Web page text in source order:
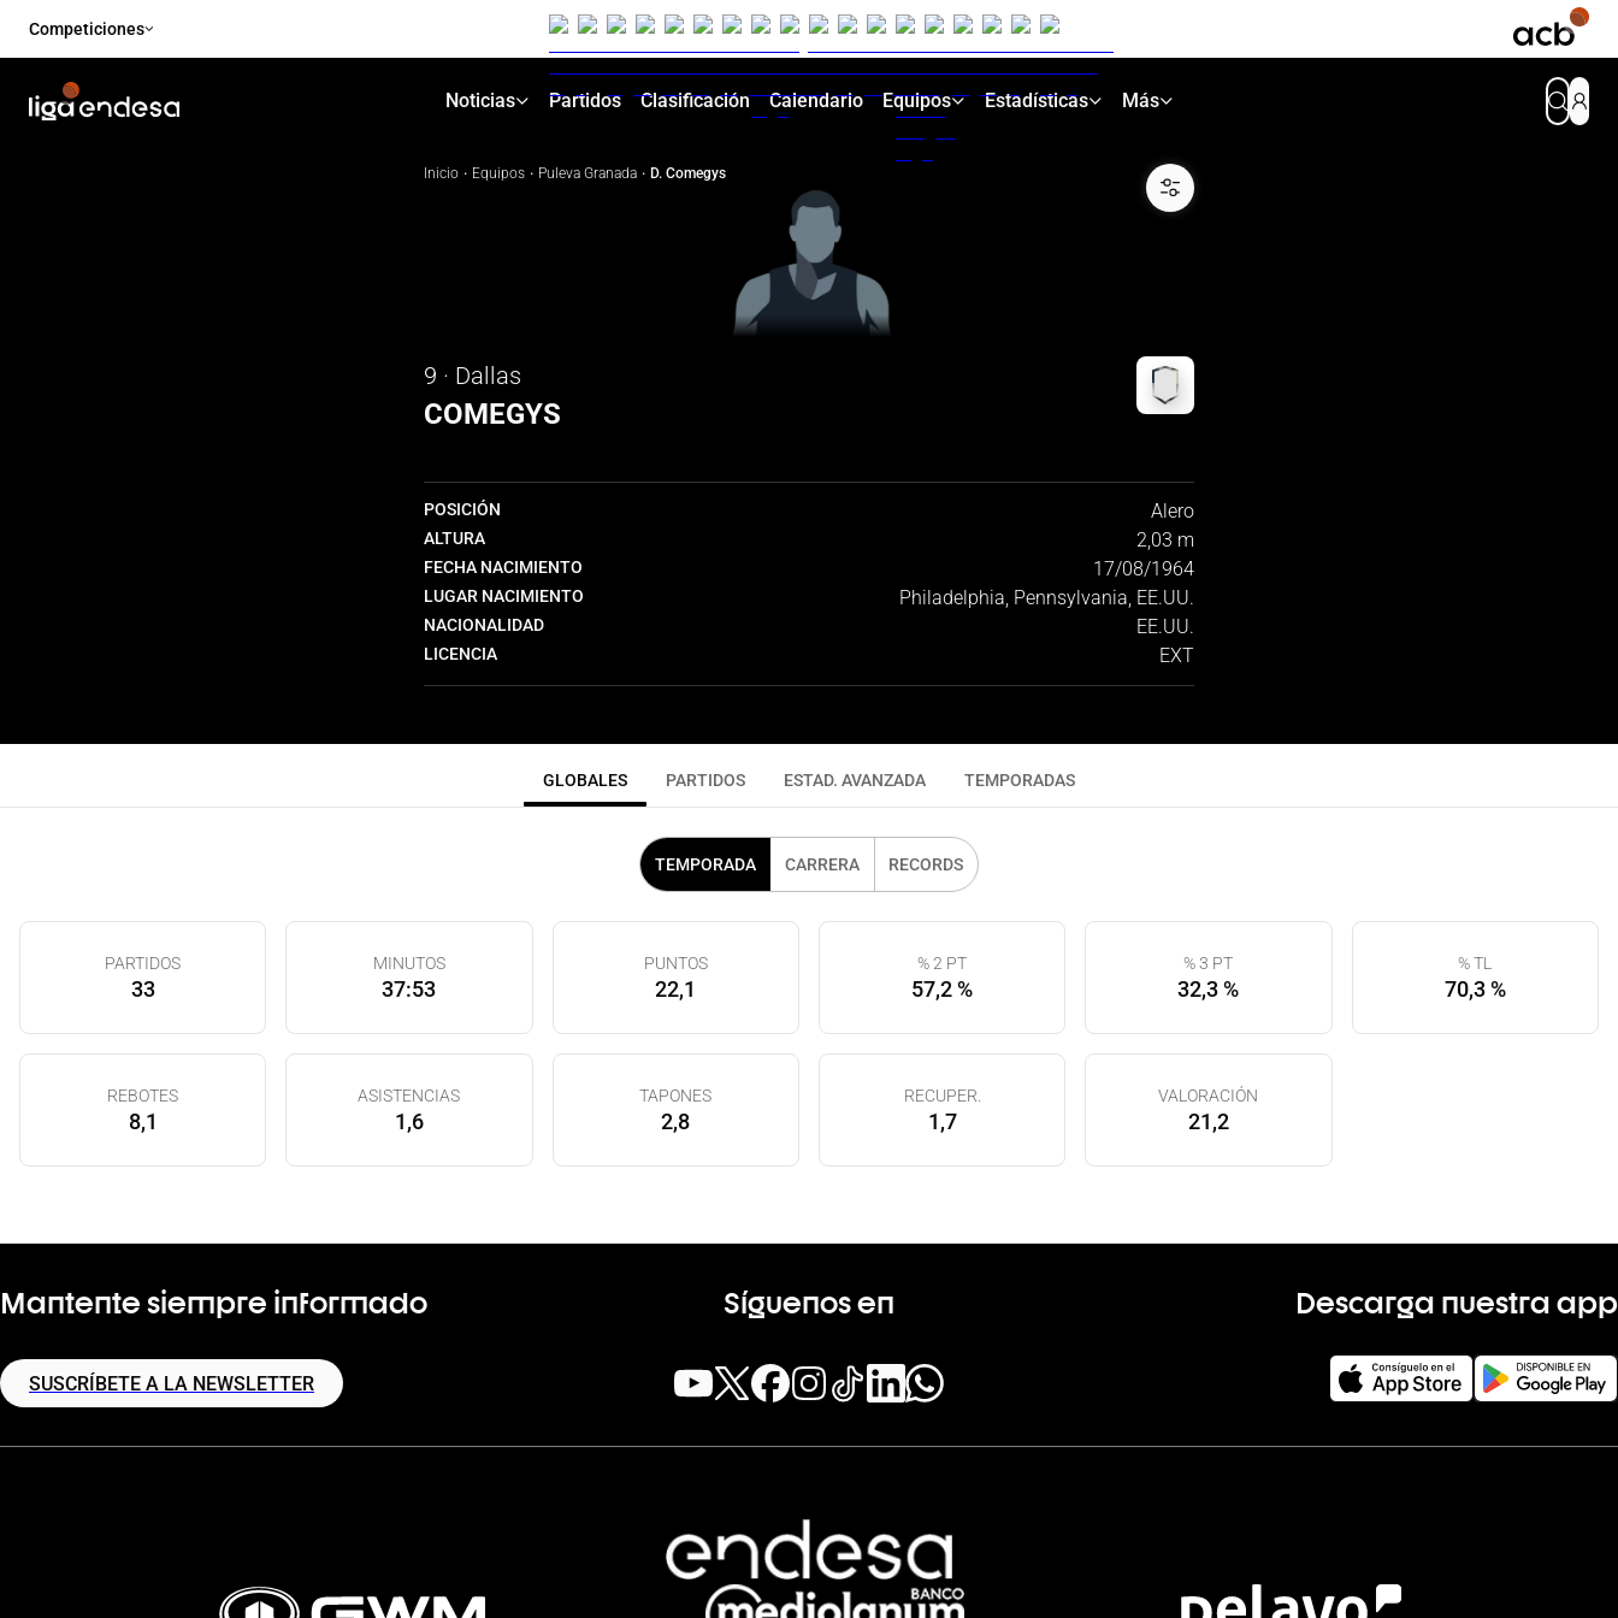
Competiciones
Noticias Partidos Clasificación Calendario Equipos Estadísticas Más
Inicio · Equipos · Puleva Granada · D. Comegys
9 · Dallas
COMEGYS
POSICIÓN Alero
ALTURA 2,03 m
FECHA NACIMIENTO 17/08/1964
LUGAR NACIMIENTO Philadelphia, Pennsylvania, EE.UU.
NACIONALIDAD EE.UU.
LICENCIA EXT
GLOBALES PARTIDOS ESTAD. AVANZADA TEMPORADAS
TEMPORADA CARRERA RECORDS
PARTIDOS
33
MINUTOS
37:53
PUNTOS
22,1
% 2 PT
57,2 %
% 3 PT
32,3 %
% TL
70,3 %
REBOTES
8,1
ASISTENCIAS
1,6
TAPONES
2,8
RECUPER.
1,7
VALORACIÓN
21,2
Mantente siempre informado
SUSCRÍBETE A LA NEWSLETTER
Síguenos en Descarga nuestra app